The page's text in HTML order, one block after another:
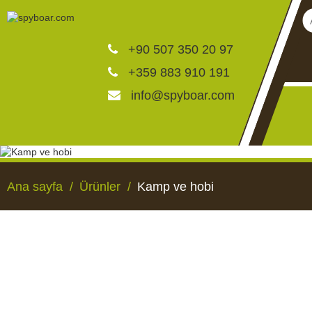
+90 507 350 20 97
+359 883 910 191
info@spyboar.com
Av kameraları
Canlı görüntülü izleme
Ana sayfa Ürünler Kamp ve hobi